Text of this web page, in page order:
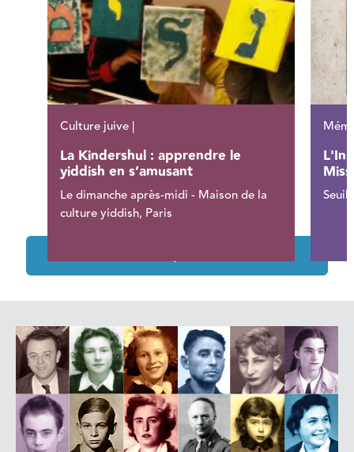
Culture juive |
La Kindershul : apprendre le
yiddish en s’amusant
Le dimanche après-midi - Maison de la
culture yiddish, Paris
Seuil